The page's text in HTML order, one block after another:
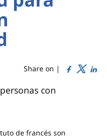
Share on |
con
de francés son